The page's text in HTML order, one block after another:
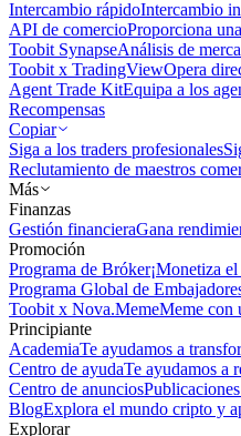
Intercambio rápidoIntercambio
API de comercioProporciona
Toobit SynapseAnálisis de
Toobit x TradingViewOpera
Agent Trade KitEquipa a los
Recompensas
Copiar
Siga a los traders profesionales
Reclutamiento de maestros
Más
Finanzas
Gestión financieraGana
Promoción
Programa de Bróker¡Monetiza
Programa Global de
Toobit x Nova.MemeMeme con
Principiante
AcademiaTe ayudamos a
Centro de ayudaTe ayudamos a
Centro de anuncios
BlogExplora el mundo cripto y
Explorar